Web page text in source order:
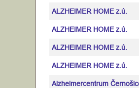
ALZHEIMER HOME z.ú.
ALZHEIMER HOME z.ú.
ALZHEIMER HOME z.ú.
ALZHEIMER HOME z.ú.
Alzheimercentrum